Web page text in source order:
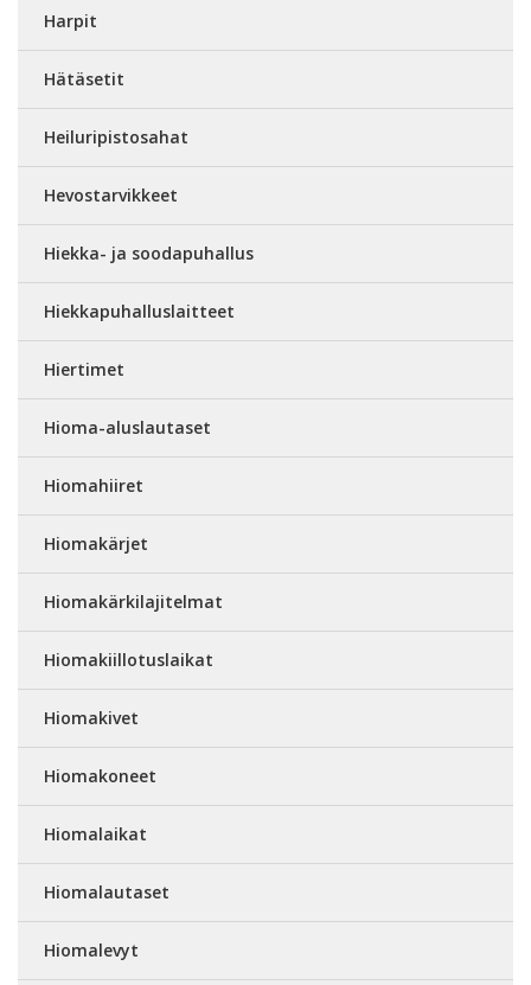
Harpit
Hätäsetit
Heiluripistosahat
Hevostarvikkeet
Hiekka- ja soodapuhallus
Hiekkapuhalluslaitteet
Hiertimet
Hioma-aluslautaset
Hiomahiiret
Hiomakärjet
Hiomakärkilajitelmat
Hiomakiillotuslaikat
Hiomakivet
Hiomakoneet
Hiomalaikat
Hiomalautaset
Hiomalevyt